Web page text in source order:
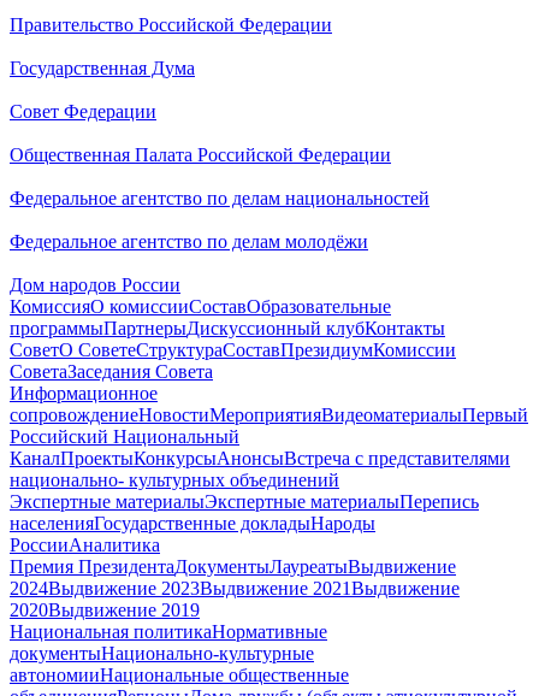
Правительство Российской Федерации
Государственная Дума
Совет Федерации
Общественная Палата Российской Федерации
Федеральное агентство по делам национальностей
Федеральное агентство по делам молодёжи
Дом народов России
КомиссияО комиссииСоставОбразовательные
программыПартнерыДискуссионный клубКонтакты
СоветО СоветеСтруктураСоставПрезидиумКомиссии
СоветаЗаседания Совета
Информационное
сопровождениеНовостиМероприятияВидеоматериалыПервый
Российский Национальный
КаналПроектыКонкурсыАнонсыВстреча с представителями
национально- культурных объединений
Экспертные материалыЭкспертные материалыПерепись
населенияГосударственные докладыНароды
РоссииАналитика
Премия ПрезидентаДокументыЛауреатыВыдвижение
2024Выдвижение 2023Выдвижение 2021Выдвижение
2020Выдвижение 2019
Национальная политикаНормативные
документыНационально-культурные
автономииНациональные общественные